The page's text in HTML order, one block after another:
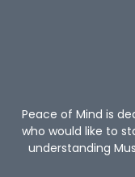
Peace of Mind is
who would like to
understanding